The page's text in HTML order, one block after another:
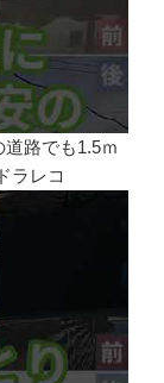
道路でも1.5ｍ
ラレコ